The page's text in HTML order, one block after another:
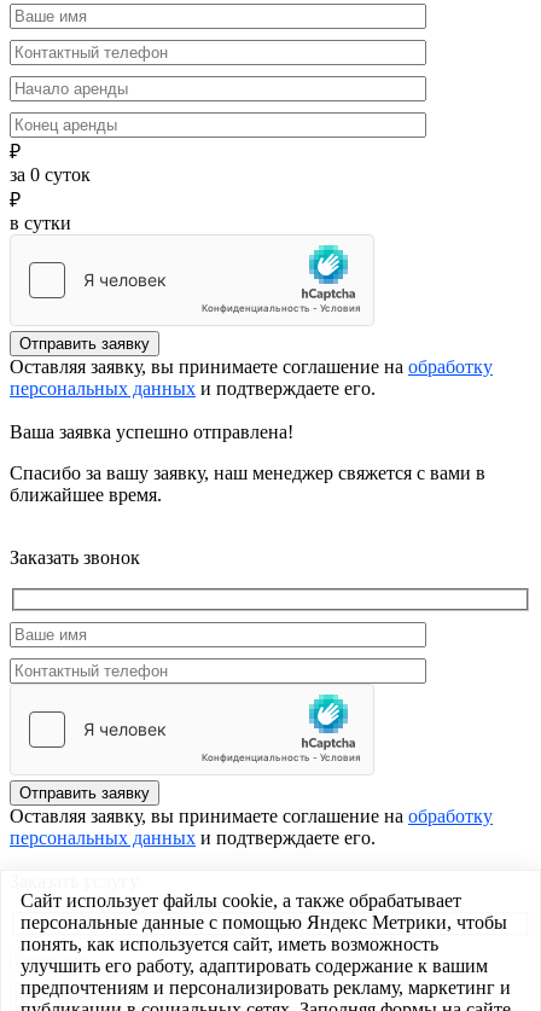
₽
за 0 суток
₽
в сутки
Отправить заявку
Оставляя заявку, вы принимаете соглашение на обработку
персональных данных и подтверждаете его.
Ваша заявка успешно отправлена!
Спасибо за вашу заявку, наш менеджер свяжется с вами в
ближайшее время.
Заказать звонок
Отправить заявку
Оставляя заявку, вы принимаете соглашение на обработку
персональных данных и подтверждаете его.
Сайт использует файлы cookie, а также обрабатывает
персональные данные с помощью Яндекс Метрики, чтобы
понять, как используется сайт, иметь возможность
улучшить его работу, адаптировать содержание к вашим
предпочтениям и персонализировать рекламу, маркетинг и